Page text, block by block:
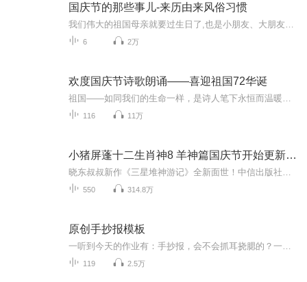
国庆节的那些事儿-来历由来风俗习惯
6 2万
欢度国庆节诗歌朗诵——喜迎祖国72华诞
116 11万
小猪屏蓬十二生肖神8 羊神篇国庆节开始更新啦！
550 314.8万
原创手抄报模板
119 2.5万